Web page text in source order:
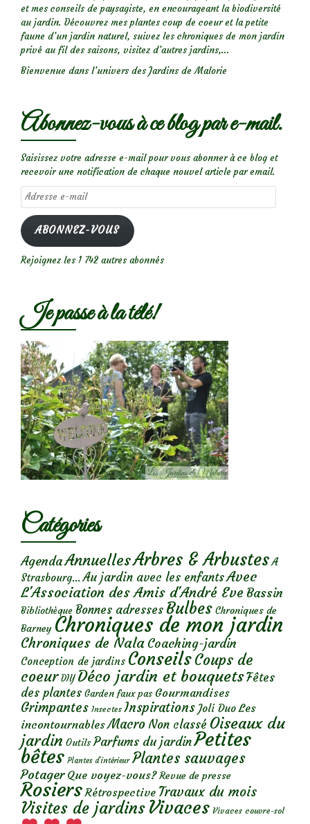
et mes conseils de paysagiste, en encourageant la biodiversité
au jardin. Découvrez mes plantes coup de coeur et la petite
faune d’un jardin naturel, suivez les chroniques de mon jardin
privé au fil des saisons, visitez d’autres jardins,...
Bienvenue dans l’univers des Jardins de Malorie
Abonnez-vous à ce blog par e-mail.
Saisissez votre adresse e-mail pour vous abonner à ce blog et
recevoir une notification de chaque nouvel article par email.
Adresse
e-
mail
ABONNEZ-VOUS
Rejoignez les 1 742 autres abonnés
Je passe à la télé!
Catégories
AgendaAnnuellesArbres & Arbustes A
Strasbourg... Au jardin avec les enfantsAvec
L'Association des Amis d'André Eve Bassin
Bibliothèque Bonnes adresses Bulbes Chroniques de
Barney Chroniques de mon jardin
Chroniques de Nala Coaching-jardin
Conception de jardins ConseilsCoups de
coeur DIY Déco jardin et bouquetsFêtes
des plantes Garden faux pas Gourmandises
Grimpantes Insectes Inspirations Joli Duo Les
incontournables Macro Non classé Oiseaux du
jardin Outils Parfums du jardinPetites
bêtes Plantes d’intérieur Plantes sauvages
Potager Que voyez-vous? Revue de presse
Rosiers Rétrospective Travaux du mois
Visites de jardins Vivaces Vivaces couvre-sol